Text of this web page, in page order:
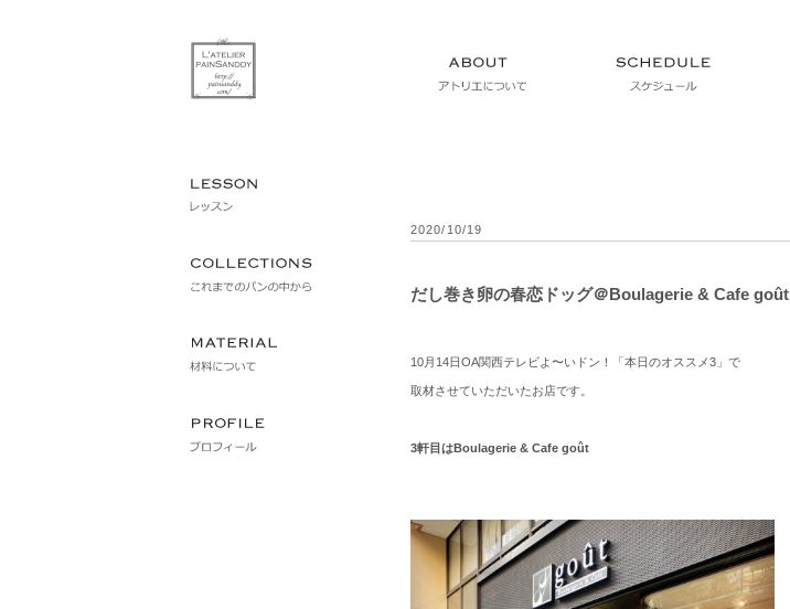
2020/10/19
だし巻き卵の春恋ドッグ＠Boulagerie & Cafe goût
10月14日OA関西テレビよ〜いドン！「本日のオススメ3」で
取材させていただいたお店です。
3軒目はBoulagerie & Cafe goût